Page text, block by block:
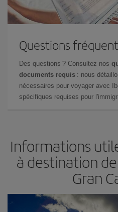
Questions
Des questions ? Consultez nos
documents requis : nous
nécessaires pour voyager avec
spécifiques requises pour
Informations
à destination
Gran